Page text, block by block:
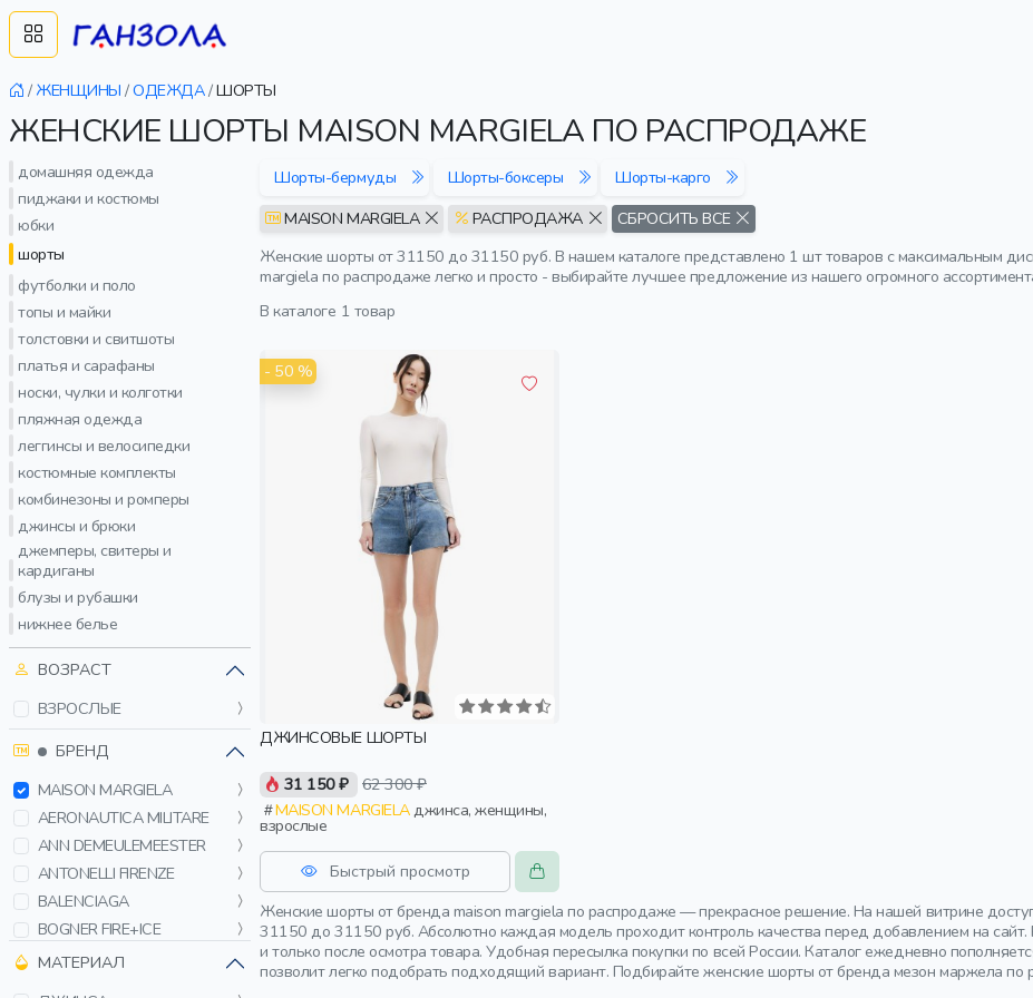
/ ЖЕНЩИНЫ /ОДЕЖДА/ШОРТЫ
ЖЕНСКИЕ ШОРТЫ MAISON MARGIELA ПО РАСПРОДАЖЕ
домашняя одежда
пиджаки и костюмы
юбки
шорты
футболки и поло
топы и майки
толстовки и свитшоты
платья и сарафаны
носки, чулки и колготки
пляжная одежда
леггинсы и велосипедки
костюмные комплекты
комбинезоны и ромперы
джинсы и брюки
джемперы, свитеры и
кардиганы
блузы и рубашки
нижнее белье
ВОЗРАСТ
ВЗРОСЛЫЕ
БРЕНД
MAISON MARGIELA
AERONAUTICA MILITARE
ANN DEMEULEMEESTER
ANTONELLI FIRENZE
BALENCIAGA
BOGNER FIRE+ICE
BOSS
МАТЕРИАЛ
Шорты-бермуды Шорты-боксеры
Шорты-карго
MAISON MARGIELA
РАСПРОДАЖА
СБРОСИТЬ ВСЕ
Женские шорты от 31150 до 31150 руб. В нашем каталоге представлено 1 шт товаров с максимальным
margiela по распродаже легко и просто - выбирайте лучшее предложение из нашего огромного
В каталоге 1 товар
- 50 %
ДЖИНСОВЫЕ ШОРТЫ
31 150 ₽ 62 300 ₽
MAISON MARGIELAджинса, женщины,
взрослые
Быстрый просмотр
Женские шорты от бренда maison margiela по распродаже — прекрасное решение. На нашей витрине
31150 до 31150 руб. Абсолютно каждая модель проходит контроль качества перед добавлением на
и только после осмотра товара. Удобная пересылка покупки по всей России. Каталог ежедневно
позволит легко подобрать подходящий вариант. Подбирайте женские шорты от бренда мезон маржела по